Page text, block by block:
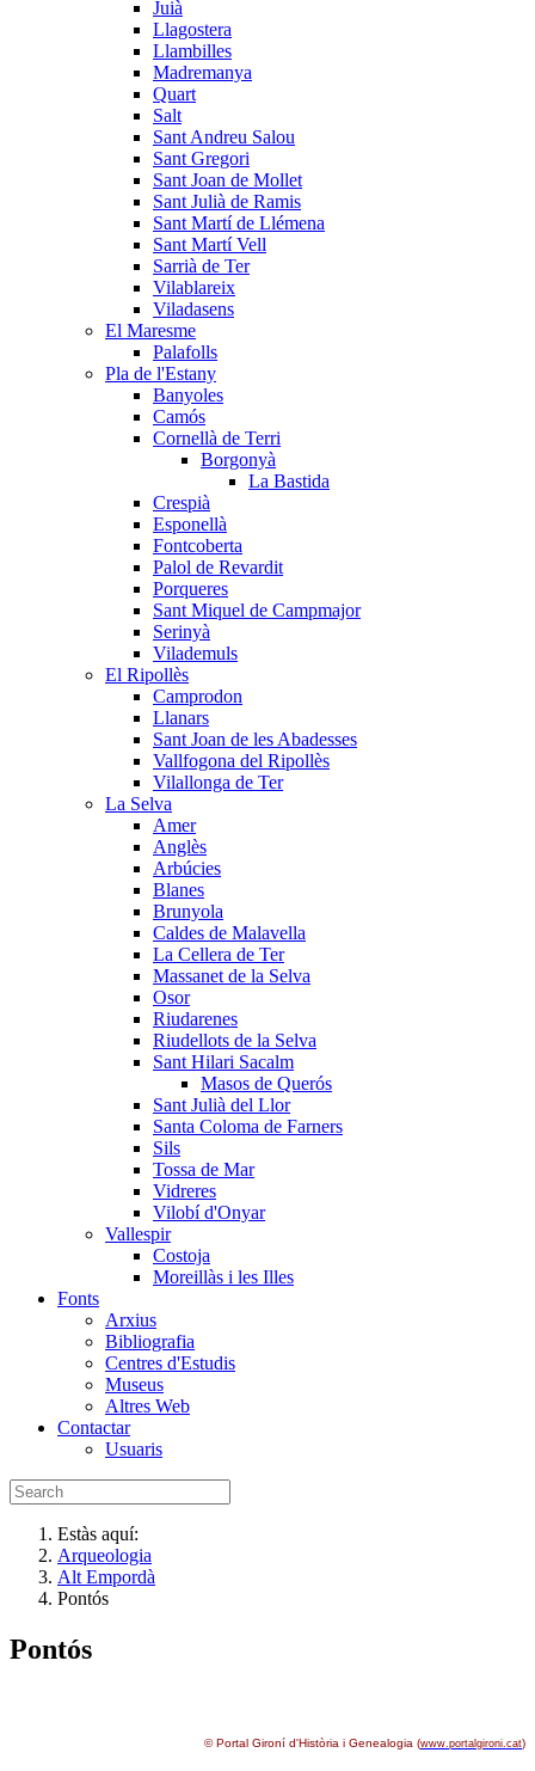
Juià
Llagostera
Llambilles
Madremanya
Quart
Salt
Sant Andreu Salou
Sant Gregori
Sant Joan de Mollet
Sant Julià de Ramis
Sant Martí de Llémena
Sant Martí Vell
Sarrià de Ter
Vilablareix
Viladasens
El Maresme
Palafolls
Pla de l'Estany
Banyoles
Camós
Cornellà de Terri
Borgonyà
La Bastida
Crespià
Esponellà
Fontcoberta
Palol de Revardit
Porqueres
Sant Miquel de Campmajor
Serinyà
Vilademuls
El Ripollès
Camprodon
Llanars
Sant Joan de les Abadesses
Vallfogona del Ripollès
Vilallonga de Ter
La Selva
Amer
Anglès
Arbúcies
Blanes
Brunyola
Caldes de Malavella
La Cellera de Ter
Massanet de la Selva
Osor
Riudarenes
Riudellots de la Selva
Sant Hilari Sacalm
Masos de Querós
Sant Julià del Llor
Santa Coloma de Farners
Sils
Tossa de Mar
Vidreres
Vilobí d'Onyar
Vallespir
Costoja
Moreillàs i les Illes
Fonts
Arxius
Bibliografia
Centres d'Estudis
Museus
Altres Web
Contactar
Usuaris
Estàs aquí:
Arqueologia
Alt Empordà
Pontós
Pontós
© Portal Gironí d'Història i Genealogia (www.portalgironi.cat)